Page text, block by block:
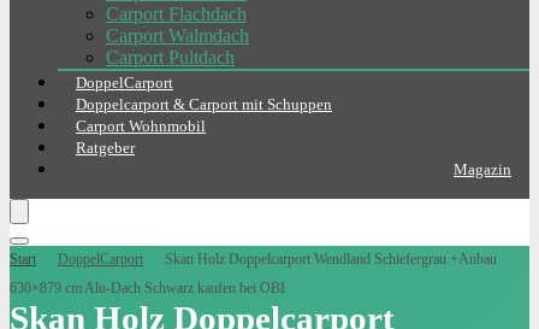
Carport Flachdach
Carport Walmdach
Carport Pultdach
DoppelCarport
Doppelcarport & Carport mit Schuppen
Carport Wohnmobil
Ratgeber
Magazin
Start DoppelCarport
Skan Holz Doppelcarport Wendland Schiefergrau +Anbau
630×879 cm Alu-Dach Schwarz kaufen bei OBI
Skan Holz Doppelcarport